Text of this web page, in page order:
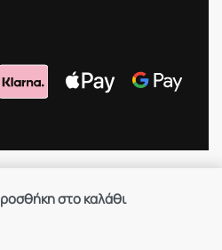
στο καλάθι